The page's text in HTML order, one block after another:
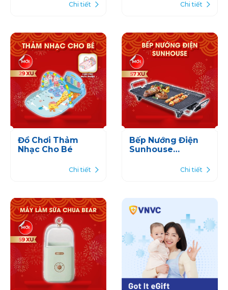
Chi tiết Chi tiết
Đồ Chơi Thảm
Nhạc Cho Bé
Chi tiết
Bếp Nướng Điện
Sunhouse
Chi tiết